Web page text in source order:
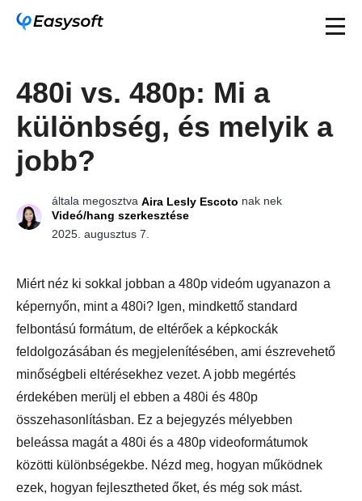
480i vs. 480p: Mi a
különbség, és melyik a
jobb?
általa megosztva Aira Lesly Escoto nak nek
Videó/hang szerkesztése
2025. augusztus 7.
Miért néz ki sokkal jobban a 480p videóm ugyanazon a
képernyőn, mint a 480i? Igen, mindkettő standard
felbontású formátum, de eltérőek a képkockák
feldolgozásában és megjelenítésében, ami észrevehető
minőségbeli eltérésekhez vezet. A jobb megértés
érdekében merülj el ebben a 480i és 480p
összehasonlításban. Ez a bejegyzés mélyebben
beleássa magát a 480i és a 480p videoformátumok
közötti különbségekbe. Nézd meg, hogyan működnek
ezek, hogyan fejlesztheted őket, és még sok mást.